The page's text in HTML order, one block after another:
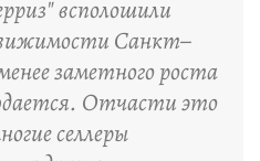
всполошили
Санкт–
заметного роста
Отчасти это
селлеры